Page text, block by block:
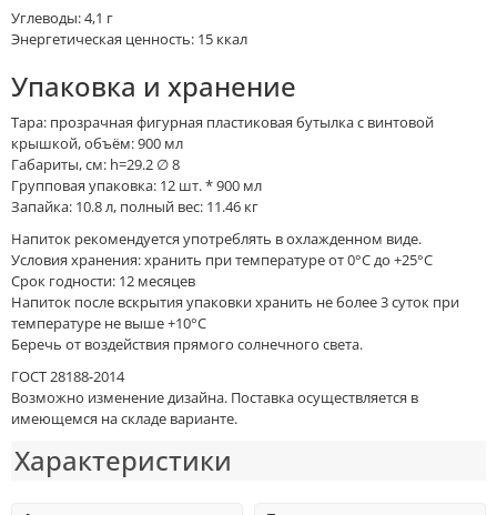
Углеводы: 4,1 г
Энергетическая ценность: 15 ккал
Упаковка и хранение
Тара: прозрачная фигурная пластиковая бутылка с винтовой
крышкой, объём: 900 мл
Габариты, см: h=29.2 ∅ 8
Групповая упаковка: 12 шт. * 900 мл
Запайка: 10.8 л, полный вес: 11.46 кг
Напиток рекомендуется употреблять в охлажденном виде.
Условия хранения: хранить при температуре от 0°C до +25°С
Срок годности: 12 месяцев
Напиток после вскрытия упаковки хранить не более 3 суток при
температуре не выше +10°C
Беречь от воздействия прямого солнечного света.
ГОСТ 28188-2014
Возможно изменение дизайна. Поставка осуществляется в
имеющемся на складе варианте.
Характеристики